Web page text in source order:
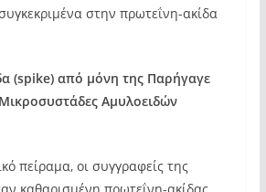
στην πρωτεΐνη-ακίδα
(spike) από μόνη της Παρήγαγε
Αμυλοειδών
πείραμα, οι συγγραφείς της